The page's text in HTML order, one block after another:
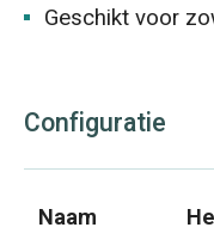
Geschikt voor
Configuratie
Naam